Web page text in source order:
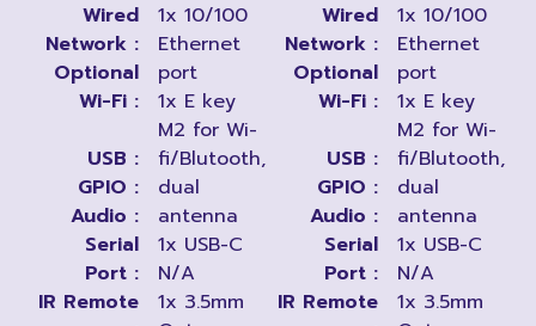
Wired
Network :
Optional
Wi-Fi :
USB :
GPIO :
Audio :
Serial
Port :
IR Remote
1x 10/100
Ethernet
port
1x E key
M2 for Wi-
fi/Blutooth,
dual
antenna
1x USB-C
N/A
1x 3.5mm
Wired
Network :
Optional
Wi-Fi :
USB :
GPIO :
Audio :
Serial
Port :
IR Remote
1x 10/100
Ethernet
port
1x E key
M2 for Wi-
fi/Blutooth,
dual
antenna
1x USB-C
N/A
1x 3.5mm